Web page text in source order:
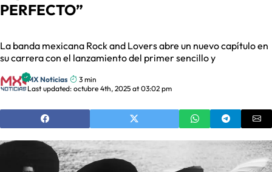
PERFECTO”
La banda mexicana Rock and Lovers abre un nuevo capítulo en
su carrera con el lanzamiento del primer sencillo y
MX Noticias
3 min
Last updated: octubre 4th, 2025 at 03:02 pm